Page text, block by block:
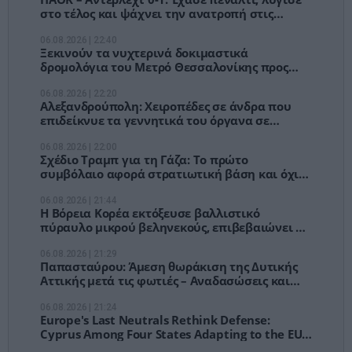
στο τέλος και ψάχνει την ανατροπή στις
Ξεκινούν τα νυχτερινά δοκιμαστικά
δρομολόγια του Μετρό Θεσσαλονίκης προς
Αλεξανδρούπολη: Χειροπέδες σε άνδρα που
επιδείκνυε τα γεννητικά του όργανα σε
Σχέδιο Τραμπ για τη Γάζα: Το πρώτο
συμβόλαιο αφορά στρατιωτική βάση και όχι
Η Βόρεια Κορέα εκτόξευσε βαλλιστικό
πύραυλο μικρού βεληνεκούς, επιβεβαιώνει η
Παπασταύρου: Άμεση θωράκιση της Δυτικής
Αττικής μετά τις φωτιές – Αναδασώσεις και
Europe's Last Neutrals Rethink Defense:
Cyprus Among Four States Adapting to the EU's